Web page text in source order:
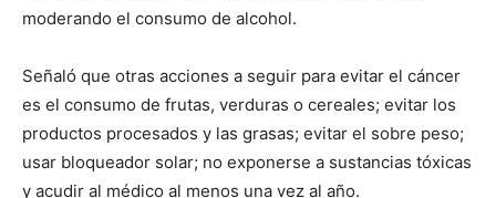
moderando el consumo de alcohol.
Señaló que otras acciones a seguir para evitar el cáncer
es el consumo de frutas, verduras o cereales; evitar los
productos procesados y las grasas; evitar el sobre peso;
usar bloqueador solar; no exponerse a sustancias tóxicas
y acudir al médico al menos una vez al año.